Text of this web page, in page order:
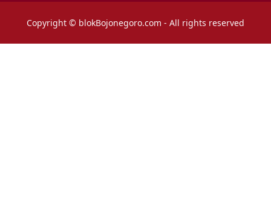
Copyright © blokBojonegoro.com - All rights reserved